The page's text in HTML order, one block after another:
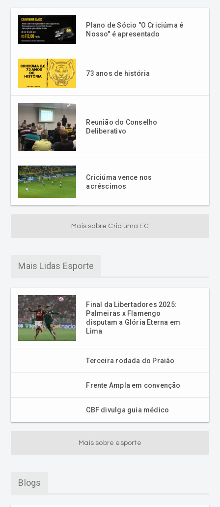
Plano de Sócio "O Criciúma é
Nosso" é apresentado
73 anos de história
Reunião do Conselho
Deliberativo
Criciúma vence nos
acréscimos
Mais sobre Criciúma EC
Mais Lidas Esporte
Final da Libertadores 2025:
Palmeiras x Flamengo
disputam a Glória Eterna em
Lima
Terceira rodada do Praião
Frente Ampla em convenção
CBF divulga guia médico
Mais sobre esporte
Blogs